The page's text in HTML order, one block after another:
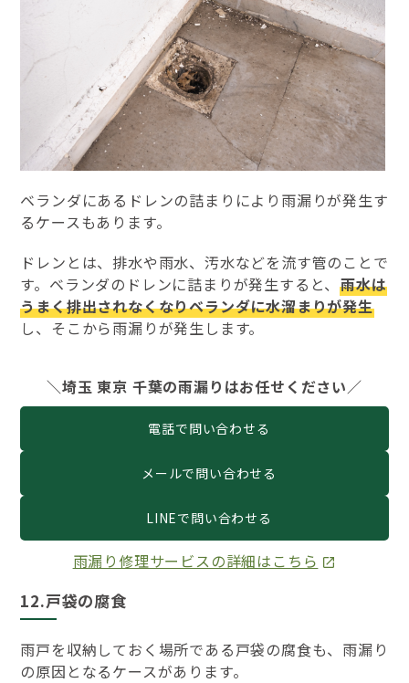
ベランダにあるドレンの詰まりにより雨漏りが発生す
るケースもあります。
ドレンとは、排水や雨水、汚水などを流す管のことで
す。ベランダのドレンに詰まりが発生すると、雨水は
うまく排出されなくなりベランダに水溜まりが発生
し、そこから雨漏りが発生します。
＼埼玉 東京 千葉の雨漏りはお任せください／
電話で問い合わせる
メールで問い合わせる
LINEで問い合わせる
雨漏り修理サービスの詳細はこちら
12.戸袋の腐食
雨戸を収納しておく場所である戸袋の腐食も、雨漏り
の原因となるケースがあります。